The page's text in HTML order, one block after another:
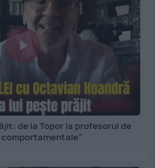
de la Topor la profesorul de